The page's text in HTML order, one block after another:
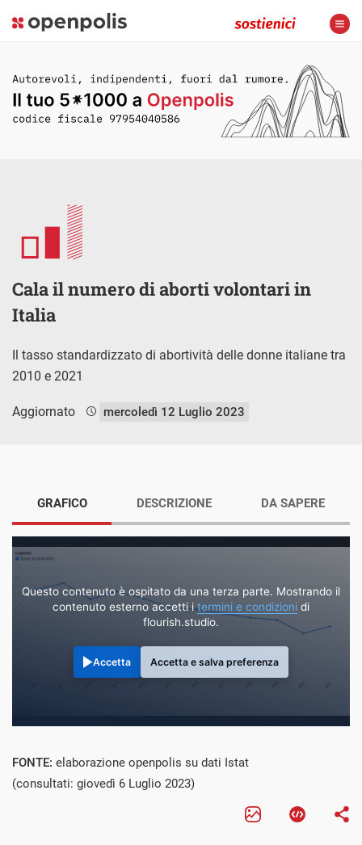
Cala il numero di aborti volontari in
Italia
Il tasso standardizzato di abortività delle donne italiane tra
2010 e 2021
Aggiornato mercoledì 12 Luglio 2023
GRAFICO
Questo contenuto è ospitato da una terza parte. Mostrando il
contenuto esterno accetti itermini e condizioni di
flourish.studio.
Accetta Accetta e salva preferenza
DESCRIZIONE DA SAPERE
FONTE: elaborazione openpolis su dati Istat
(consultati: giovedì 6 Luglio 2023)